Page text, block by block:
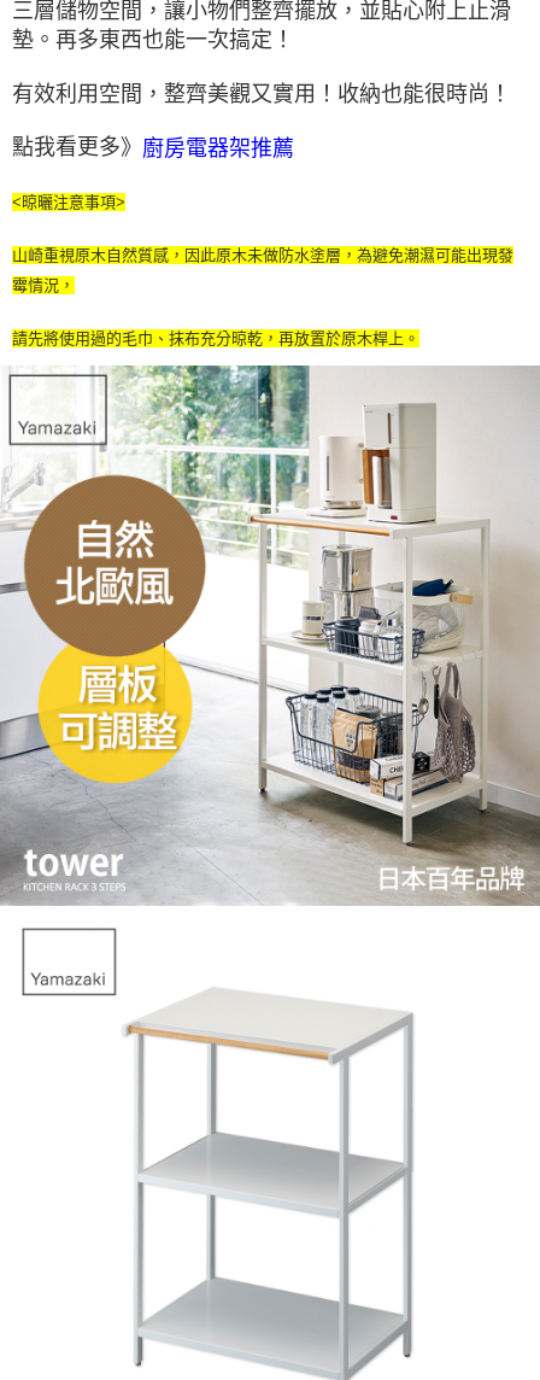
三層儲物空間，讓小物們整齊擺放，並貼心附上止滑
墊。再多東西也能一次搞定！
有效利用空間，整齊美觀又實用！收納也能很時尚！
點我看更多》 廚房電器架推薦
<晾曬注意事項>
山崎重視原木自然質感，因此原木未做防水塗層，為避免潮濕可能出現發
霉情況，
請先將使用過的毛巾、抹布充分晾乾，再放置於原木桿上。